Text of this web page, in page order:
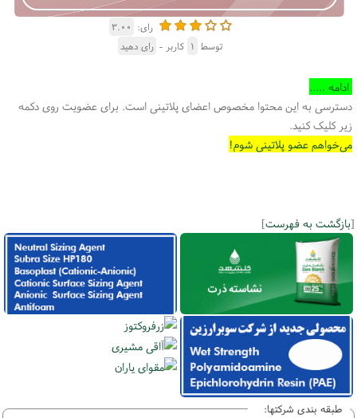
رای: ۳.۰۰
توسط ۱ کاربر - رای دهید
ادامه .....
دسترسی به این محتوا مخصوص اعضای پلاتینی است. برای عضویت روی دکمه
زیر کلیک کنید.
می‌خواهم عضو پلاتینی شوم!
[بازگشت به فهرست]
طبقه بندی شرکتها: